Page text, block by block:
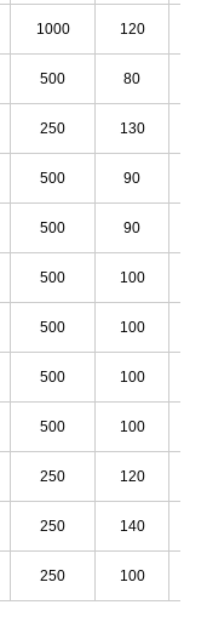
1000 120
500 80
250 130
500 90
500 90
500 100
500 100
500 100
500 100
250 120
250 140
250 100